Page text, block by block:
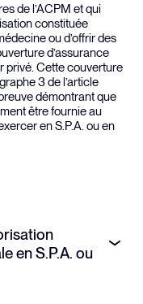
de l’ACPM et qui
constituée
ou d’offrir des
d’assurance
privé. Cette couverture
3 de l’article
preuve démontrant que
être fournie au
en S.P.A. ou en
en S.P.A. ou